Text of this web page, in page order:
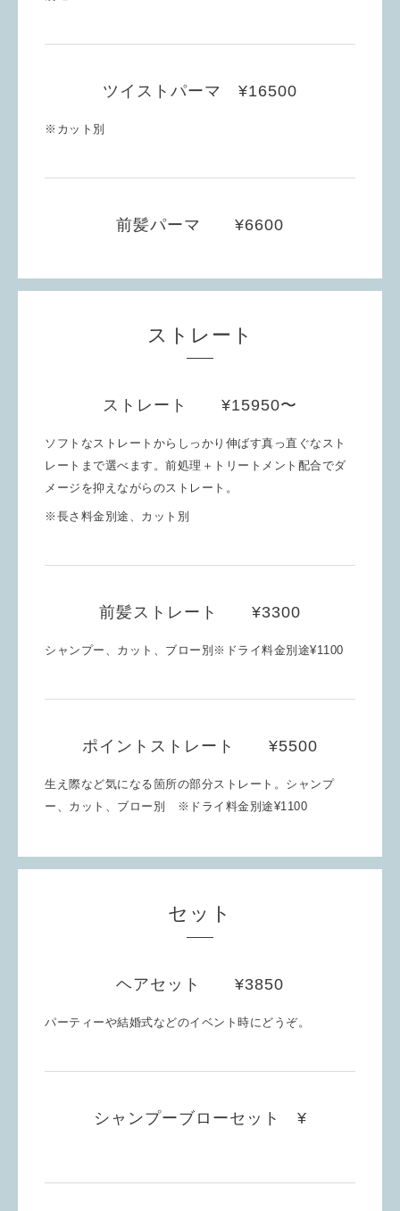
ツイストパーマ ¥16500
※カット別
前髪パーマ ¥6600
ストレート
ストレート ¥15950〜
ソフトなストレートからしっかり伸ばす真っ直ぐなスト
レートまで選べます。前処理＋トリートメント配合でダ
メージを抑えながらのストレート。
※長さ料金別途、カット別
前髪ストレート ¥3300
シャンプー、カット、ブロー別※ドライ料金別途¥1100
ポイントストレート ¥5500
生え際など気になる箇所の部分ストレート。シャンプ
ー、カット、ブロー別 ※ドライ料金別途¥1100
セット
ヘアセット ¥3850
パーティーや結婚式などのイベント時にどうぞ。
シャンプーブローセット ¥